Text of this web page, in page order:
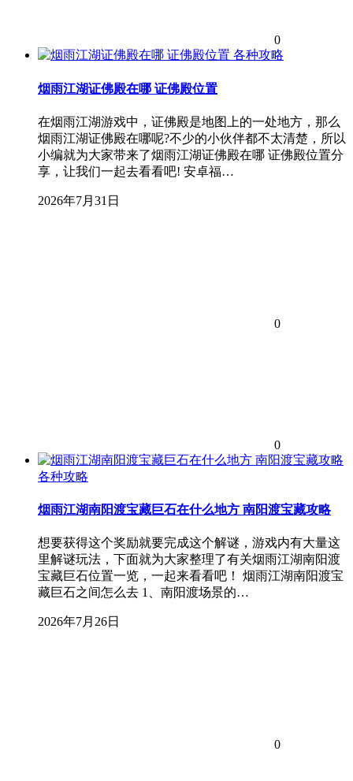
0
各种攻略
烟雨江湖证佛殿在哪 证佛殿位置
在烟雨江湖游戏中，证佛殿是地图上的一处地方，那么
烟雨江湖证佛殿在哪呢?不少的小伙伴都不太清楚，所以
小编就为大家带来了烟雨江湖证佛殿在哪 证佛殿位置分
享，让我们一起去看看吧! 安卓福…
2026年7月31日
0
0
各种攻略
烟雨江湖南阳渡宝藏巨石在什么地方 南阳渡宝藏攻略
想要获得这个奖励就要完成这个解谜，游戏内有大量这
里解谜玩法，下面就为大家整理了有关烟雨江湖南阳渡
宝藏巨石位置一览，一起来看看吧！ 烟雨江湖南阳渡宝
藏巨石之间怎么去 1、南阳渡场景的…
2026年7月26日
0